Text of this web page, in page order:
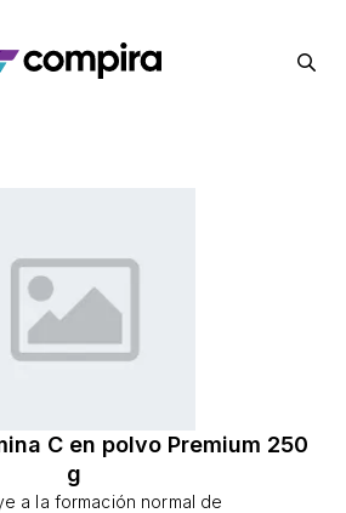
C en polvo Premium 250
g
a la formación normal de